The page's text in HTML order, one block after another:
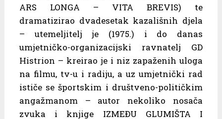
ARS LONGA – VITA BREVIS) te
dramatizirao dvadesetak kazališnih djela
– utemeljitelj je (1975.) i do danas
umjetničko-organizacijski ravnatelj GD
Histrion – kreirao je i niz zapaženih uloga
na filmu, tv-u i radiju, a uz umjetnički rad
ističe se športskim i društveno-političkim
angažmanom – autor nekoliko nosača
zvuka i knjige IZMEĐU GLUMIŠTA I